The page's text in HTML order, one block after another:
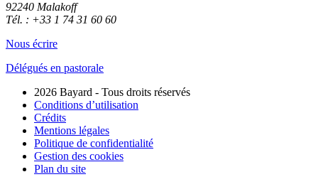
92240 Malakoff
Tél. : +33 1 74 31 60 60
Nous écrire
Délégués en pastorale
2026 Bayard - Tous droits réservés
Conditions d’utilisation
Crédits
Mentions légales
Politique de confidentialité
Gestion des cookies
Plan du site